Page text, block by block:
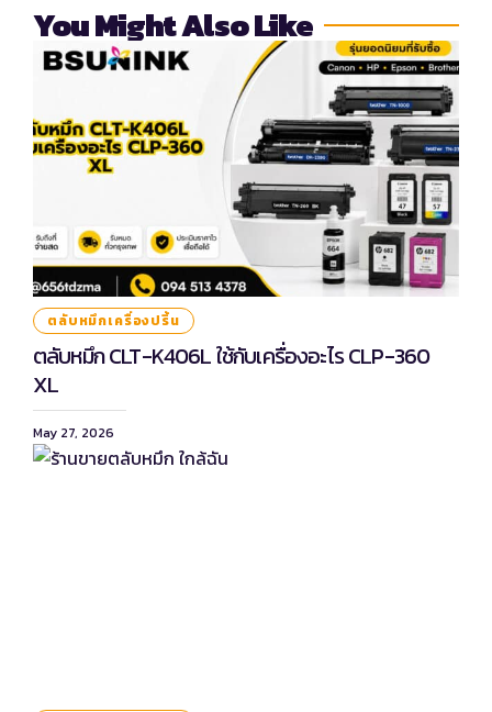
You Might Also Like
ตลับหมึกเครื่องปริ้น
ตลับหมึก CLT-K406L ใช้กับเครื่องอะไร CLP-360
XL
May 27, 2026